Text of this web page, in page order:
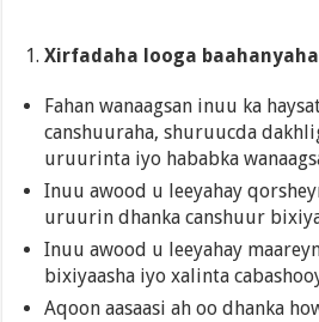
Xirfadaha looga
Fahan wanaagsan inuu ka
canshuuraha, shuruucda
uruurinta iyo hababka
Inuu awood u leeyahay
uruurin dhanka canshuur
Inuu awood u leeyahay
bixiyaasha iyo xalinta
Aqoon aasaasi ah oo dhanka